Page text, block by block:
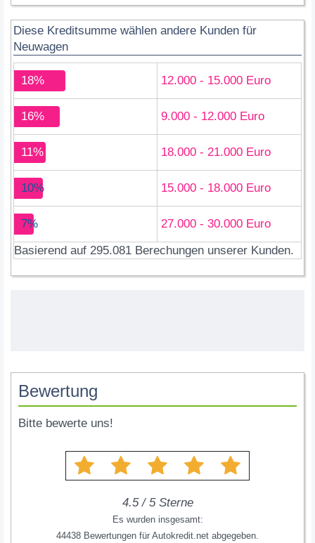
Diese Kreditsumme wählen andere Kunden für
Neuwagen
18% 12.000 - 15.000 Euro
16% 9.000 - 12.000 Euro
11% 18.000 - 21.000 Euro
10% 15.000 - 18.000 Euro
7%
27.000 - 30.000 Euro
Basierend auf 295.081 Berechungen unserer Kunden.
Bewertung
Bitte bewerte uns!
4.5/ 5Sterne
Es wurden insgesamt:
44438 Bewertungen für Autokredit.net abgegeben.